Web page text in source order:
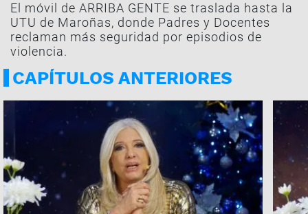
El móvil de ARRIBA GENTE se traslada hasta la
UTU de Maroñas, donde Padres y Docentes
reclaman más seguridad por episodios de
violencia.
CAPÍTULOS ANTERIORES